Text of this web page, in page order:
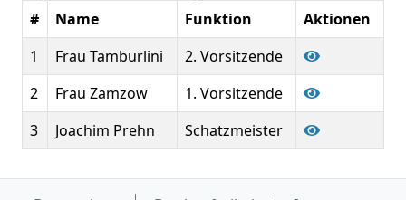
#
Name Funktion
Aktionen
1
Frau Tamburlini
2. Vorsitzende
2
Frau Zamzow
1. Vorsitzende
3
Joachim Prehn Schatzmeister